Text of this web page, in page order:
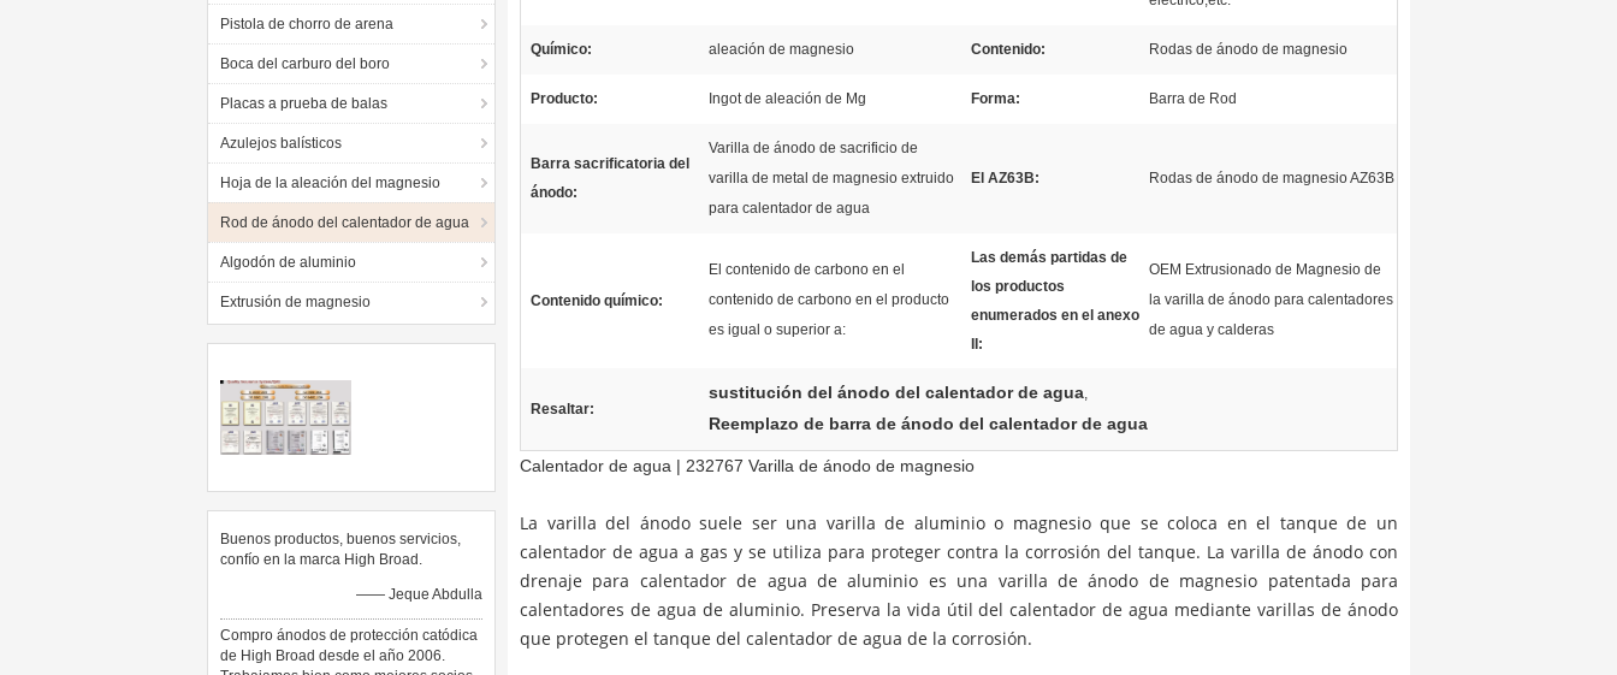
Pistola de chorro de arena
Boca del carburo del boro
Placas a prueba de balas
Azulejos balísticos
Hoja de la aleación del magnesio
Rod de ánodo del calentador de agua
Algodón de aluminio
Extrusión de magnesio
Buenos productos, buenos servicios,
confío en la marca High Broad.
—— Jeque Abdulla
Compro ánodos de protección catódica
de High Broad desde el año 2006.
Químico: aleación de magnesio Contenido: Rodas de ánodo de magnesio
Producto: Ingot de aleación de Mg Forma: Barra de Rod
Barra sacrificatoria del
ánodo:
Varilla de ánodo de sacrificio de
varilla de metal de magnesio extruido
para calentador de agua
El AZ63B: Rodas de ánodo de magnesio AZ63B
Contenido químico:
El contenido de carbono en el
contenido de carbono en el producto
es igual o superior a:
Las demás partidas de
los productos
enumerados en el anexo
II:
OEM Extrusionado de Magnesio de
la varilla de ánodo para calentadores
de agua y calderas
Resaltar:
sustitución del ánodo del calentador de agua,
Reemplazo de barra de ánodo del calentador de agua
Calentador de agua | 232767 Varilla de ánodo de magnesio
La varilla del ánodo suele ser una varilla de aluminio o magnesio que se coloca en el tanque de un
calentador de agua a gas y se utiliza para proteger contra la corrosión del tanque. La varilla de ánodo con
drenaje para calentador de agua de aluminio es una varilla de ánodo de magnesio patentada para
calentadores de agua de aluminio. Preserva la vida útil del calentador de agua mediante varillas de ánodo
que protegen el tanque del calentador de agua de la corrosión.